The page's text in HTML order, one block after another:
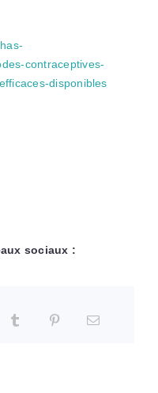
contraceptives-
disponibles
sociaux :